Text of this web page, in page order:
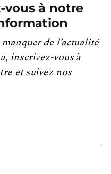
vous à notre
de l’actualité
inscrivez-vous à
et suivez nos